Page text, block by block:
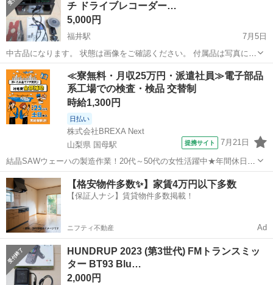
チ ドライブレコーダー…
5,000円
福井駅
7月5日
中古品になります。 状態は画像をご確認ください。 付属品は写真に掲
載されている物が全てとなります。 バックカメラ、シガー電源はあり
ません。 公式での別売り、代用品などをご準備ください。 動作確認済
みです。
福井 福井市 福井駅 カーオーディオ CarPlay
≪寮無料・月収25万円・派遣社員≫電子部品
系工場での検査・検品 交替制
時給1,300円
日払い
株式会社BREXA Next
山梨県 国母駅
提携サイト 7月21日
結晶SAWウェーハの製造作業！20代～50代の女性活躍中★年間休日
120日＆土日祝休み！クリーンルーム内でのお仕事！日払い制度利用可
◎正社員登用制度あり！マイカー通勤可！《山梨県中巨摩郡昭和町》
人気の工場のお仕事 ◇結晶...
山梨 国母駅 その他
【格安物件多数✨】家賃4万円以下多数
【保証人ナシ】賃貸物件多数掲載！
ニフティ不動産 Ad
HUNDRUP 2023 (第3世代) FMトランスミッ
ター BT93 Blu…
2,000円